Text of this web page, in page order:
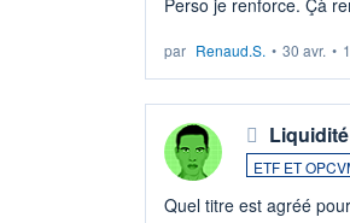
par Renaud.S. • 30 avr. •
ETF ET
Quel titre est agréé